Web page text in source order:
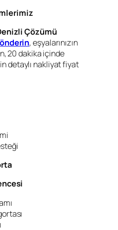
Çözümü
, eşyalarınızın
20 dakika içinde
detaylı nakliyat fiyat